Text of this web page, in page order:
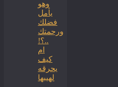
وهو
يأمل
فضلك
ورحمتك
..؟!
ام
كيف
يحرقه
لهيبها